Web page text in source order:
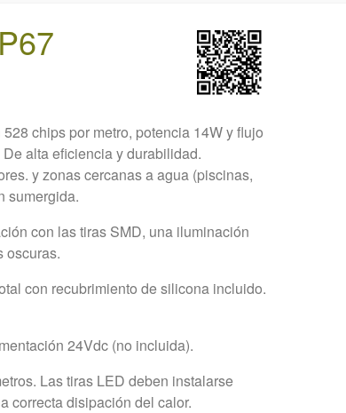
chips por metro, potencia 14W y flujo
alta eficiencia y durabilidad.
y zonas cercanas a agua (piscinas,
sumergida.
con las tiras SMD, una iluminación
oscuras.
con recubrimiento de silicona incluido.
24Vdc (no incluida).
Las tiras LED deben instalarse
correcta disipación del calor.